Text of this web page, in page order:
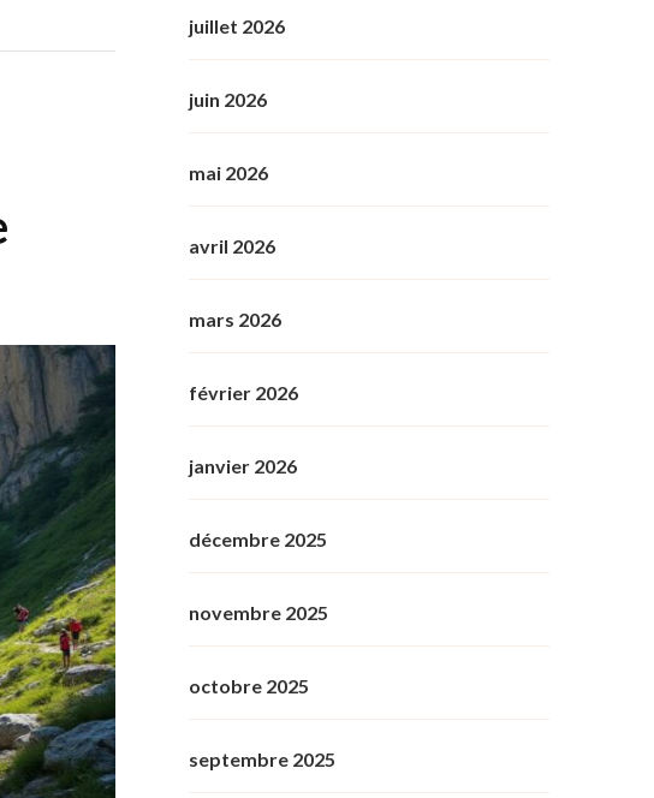
juillet 2026
juin 2026
mai 2026
avril 2026
mars 2026
février 2026
janvier 2026
décembre 2025
novembre 2025
octobre 2025
septembre 2025